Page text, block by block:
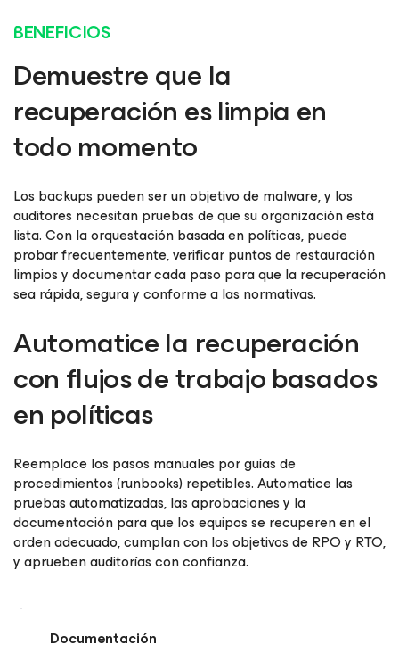
BENEFICIOS
Demuestre que la
recuperación es limpia en
todo momento
Los backups pueden ser un objetivo de malware, y los
auditores necesitan pruebas de que su organización está
lista. Con la orquestación basada en políticas, puede
probar frecuentemente, verificar puntos de restauración
limpios y documentar cada paso para que la recuperación
sea rápida, segura y conforme a las normativas.
Automatice la recuperación
con flujos de trabajo basados
en políticas
Reemplace los pasos manuales por guías de
procedimientos (runbooks) repetibles. Automatice las
pruebas automatizadas, las aprobaciones y la
documentación para que los equipos se recuperen en el
orden adecuado, cumplan con los objetivos de RPO y RTO,
y aprueben auditorías con confianza.
Documentación